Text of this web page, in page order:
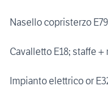
Nasello copristerzo E79
Cavalletto E18; staffe +
Impianto elettrico or